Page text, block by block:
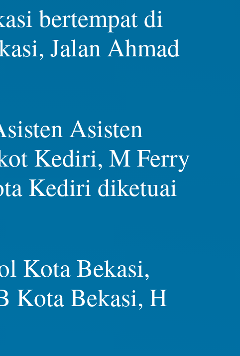
bertempat di
Jalan Ahmad
Asisten
Kediri, M Ferry
Kediri diketuai
Kota Bekasi,
Kota Bekasi, H